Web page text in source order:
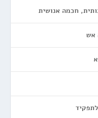
חכמה אנושית
אש